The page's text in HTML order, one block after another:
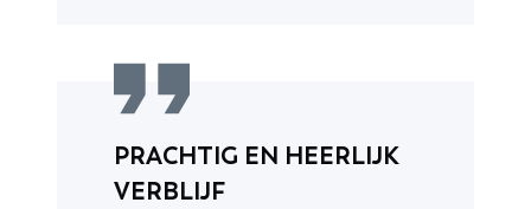
PRACHTIG EN HEERLIJK
VERBLIJF